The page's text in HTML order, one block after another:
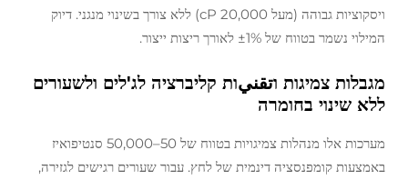
ויסקוציות גבוהה (מעל 20,000 cP) ללא צורך בשינוי מנגני. דיוק
המילוי נשמר בטווח של ±1% לאורך ריצות ייצור.
מגבלות צמיגות וتقنيות קליברציה לג'לים ולשעורים
ללא שינוי בחומרה
מערכות אלו מנהלות צמיגויות בטווח של 50–50,000 סנטיפואיז
באמצעות קומפנסציה דינמית של לחץ. עבור שעורים רגישים לגזירה,